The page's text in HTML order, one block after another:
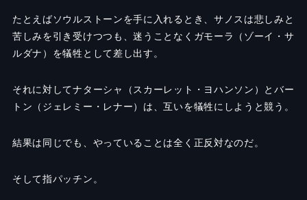
たとえばソウルストーンを手に入れるとき、サノスは悲しみと
苦しみを引き受けつつも、迷うことなくガモーラ（ゾーイ・サ
ルダナ）を犠牲として差し出す。
それに対してナターシャ（スカーレット・ヨハンソン）とバー
トン（ジェレミー・レナー）は、互いを犠牲にしようと競う。
結果は同じでも、やっていることは全く正反対なのだ。
そして指パッチン。